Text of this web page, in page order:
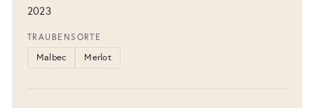
2023
TRAUBENSORTE
Malbec Merlot